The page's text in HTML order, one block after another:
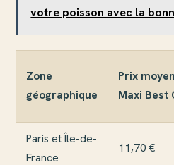
votre poisson avec la
Zone
géographique
Prix moyen
Maxi Best
Paris et Île-de-
France
11,70 €